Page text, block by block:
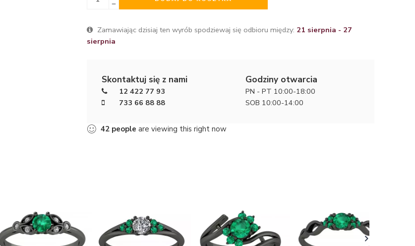
Zamawiając dzisiaj ten wyrób spodziewaj się odbioru między: 21 sierpnia - 27
sierpnia
Skontaktuj się z nami
12 422 77 93
733 66 88 88
Godziny otwarcia
PN - PT 10:00-18:00
SOB 10:00-14:00
42 people are viewing this right now